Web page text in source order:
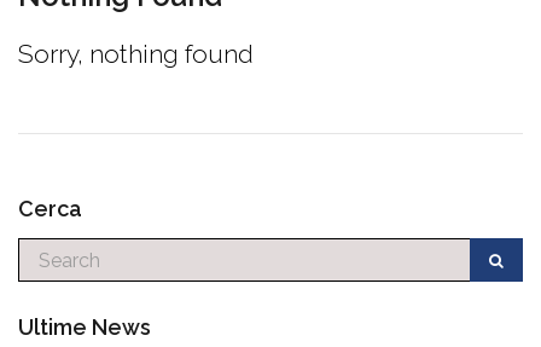
Sorry, nothing found
Cerca
Cerca
Ultime News